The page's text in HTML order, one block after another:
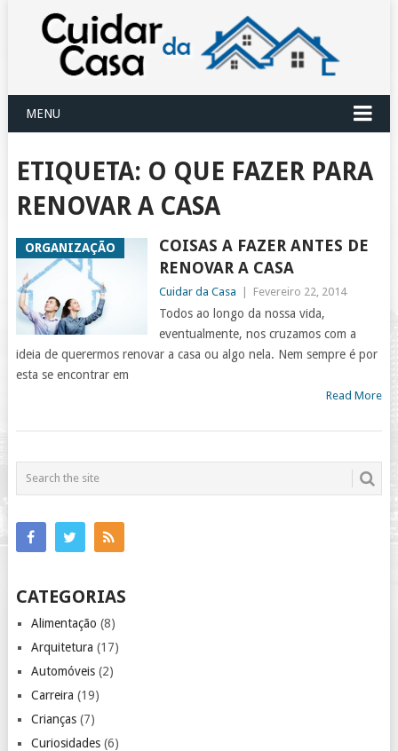
MENU
ETIQUETA: O QUE FAZER PARA
RENOVAR A CASA
ORGANIZAÇÃO
COISAS A FAZER ANTES DE
RENOVAR A CASA
Cuidar da Casa Fevereiro 22, 2014
Todos ao longo da nossa vida,
eventualmente, nos cruzamos com a
ideia de querermos renovar a casa ou algo nela. Nem sempre é por
esta se encontrar em
Read More
CATEGORIAS
Alimentação (8)
Arquitetura (17)
Automóveis(2)
Carreira (19)
Crianças(7)
Curiosidades(6)